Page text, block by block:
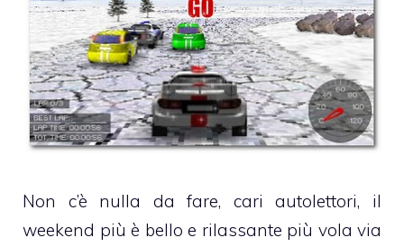
Non c’è nulla da fare, cari autolettori, il
weekend più è bello e rilassante più vola via